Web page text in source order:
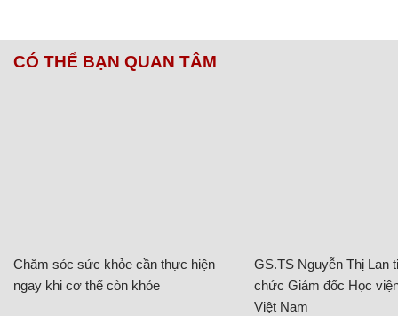
CÓ THỂ BẠN QUAN TÂM
Chăm sóc sức khỏe cần thực hiện
ngay khi cơ thể còn khỏe
GS.TS Nguyễn Thị Lan
chức Giám đốc Học
Việt Nam